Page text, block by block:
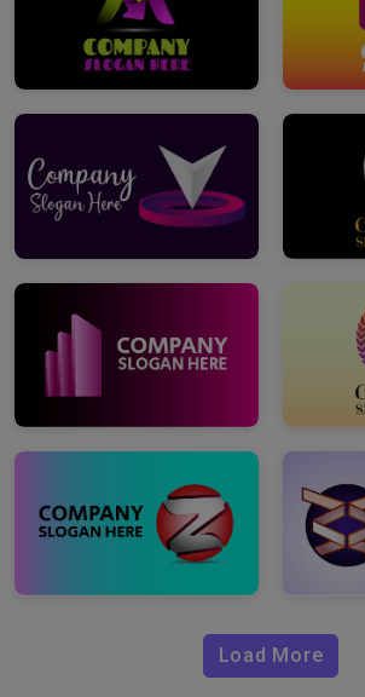
Load More